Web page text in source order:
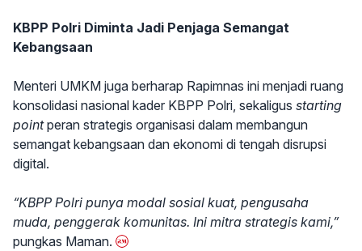
KBPP Polri Diminta Jadi Penjaga Semangat
Kebangsaan
Menteri UMKM juga berharap Rapimnas ini menjadi ruang
konsolidasi nasional kader KBPP Polri, sekaligus starting
pointperan strategis organisasi dalam membangun
semangat kebangsaan dan ekonomi di tengah disrupsi
digital.
“KBPP Polri punya modal sosial kuat, pengusaha
muda, penggerak komunitas. Ini mitra strategis kami,”
pungkas Maman.